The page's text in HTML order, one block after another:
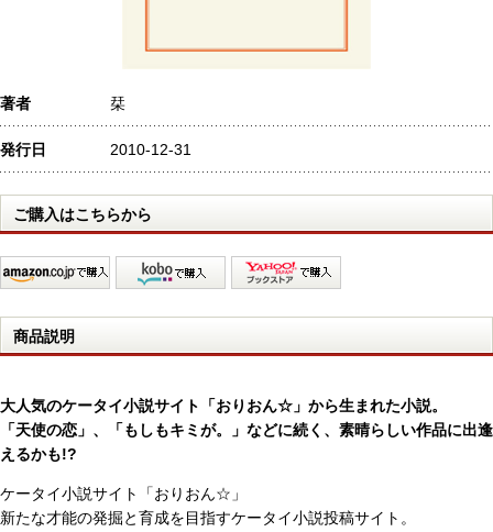
著者 栞
発行日 2010-12-31
ご購入はこちらから
商品説明
大人気のケータイ小説サイト「おりおん☆」から生まれた小説。
「天使の恋」、「もしもキミが。」などに続く、素晴らしい作品に出逢
えるかも!?
ケータイ小説サイト「おりおん☆」
新たな才能の発掘と育成を目指すケータイ小説投稿サイト。